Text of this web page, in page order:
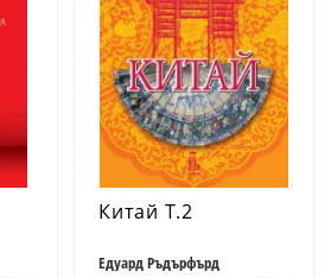
Китай Т.2
Едуард Ръдърфърд